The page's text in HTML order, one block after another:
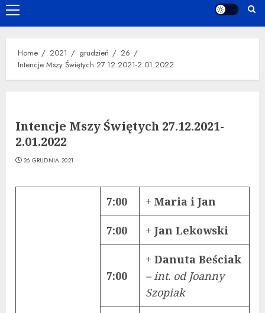
Primary
Menu
Home 2021 grudzień
26
Intencje Mszy Świętych 27.12.2021-2.01.2022
Intencje Mszy Świętych 27.12.2021-
2.01.2022
26 GRUDNIA 2021
7:00 + Maria i Jan
7:00 + Jan Lekowski
7:00
+ Danuta Beściak
– int. od Joanny
Szopiak